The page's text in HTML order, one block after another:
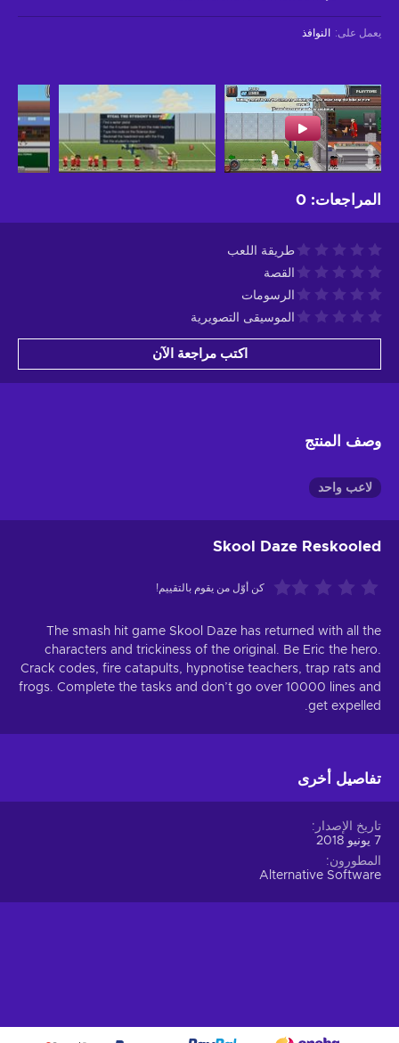
يعمل على: النوافذ
المراجعات:
0
طريقة اللعب
القصة
الرسومات
الموسيقى التصويرية
اكتب مراجعة الآن
وصف المنتج
لاعب واحد
Skool Daze Reskooled
كن أوّل من يقوم بالتقييم!
The smash hit game Skool Daze has returned with all the
characters and trickiness of the original. Be Eric the hero.
Crack codes, fire catapults, hypnotise teachers, trap rats and
frogs. Complete the tasks and don’t go over 10000 lines and
get expelled.
تفاصيل أخرى
تاريخ الإصدار
7 يونيو 2018
المطورون
Alternative Software